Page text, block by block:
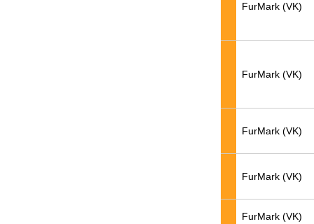
FurMark (VK)
FurMark (VK)
FurMark (VK)
FurMark (VK)
FurMark (VK)